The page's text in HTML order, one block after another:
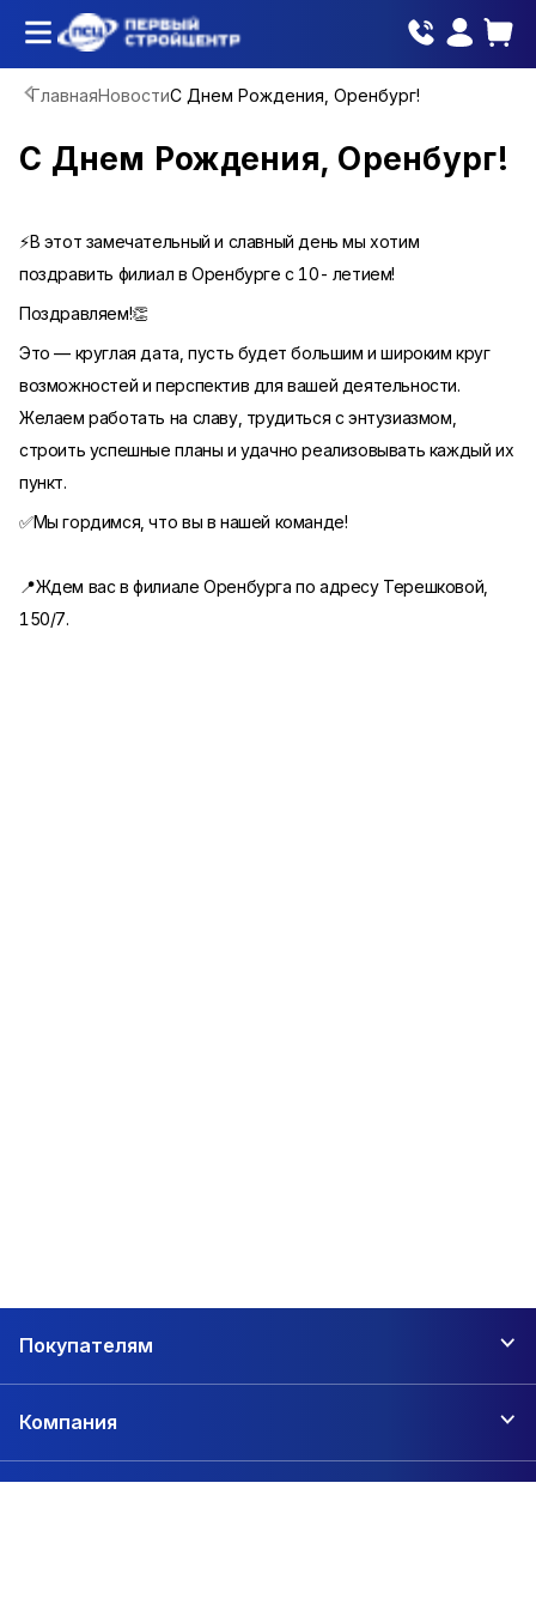
ГлавнаяНовостиС Днем Рождения, Оренбург!
С Днем Рождения, Оренбург!
⚡В этот замечательный и славный день мы хотим
поздравить филиал в Оренбурге с 10- летием!
Поздравляем!👏
Это — круглая дата, пусть будет большим и широким круг
возможностей и перспектив для вашей деятельности.
Желаем работать на славу, трудиться с энтузиазмом,
строить успешные планы и удачно реализовывать каждый их
пункт.
✅Мы гордимся, что вы в нашей команде!
📍Ждем вас в филиале Оренбурга по адресу Терешковой,
150/7.
Покупателям
Компания